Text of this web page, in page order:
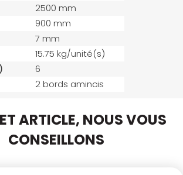
2500 mm
900 mm
7 mm
15.75 kg/unité(s)
6
2 bords amincis
ARTICLE, NOUS VOUS
CONSEILLONS